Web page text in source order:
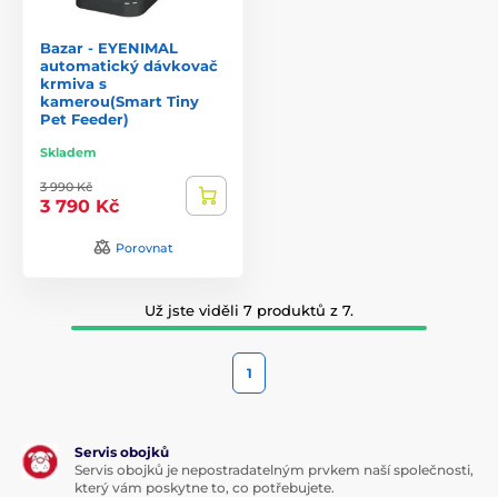
Bazar - EYENIMAL
automatický dávkovač
krmiva s
kamerou(Smart Tiny
Pet Feeder)
Skladem
3 990 Kč
3 790 Kč
Porovnat
Už jste viděli 7 produktů z 7.
1
Servis obojků
Servis obojků je nepostradatelným prvkem naší společnosti,
který vám poskytne to, co potřebujete.